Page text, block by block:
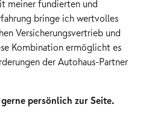
meiner fundierten und
bringe ich wertvolles
Versicherungsvertrieb und
Kombination ermöglicht es
der Autohaus-Partner
persönlich zur Seite.